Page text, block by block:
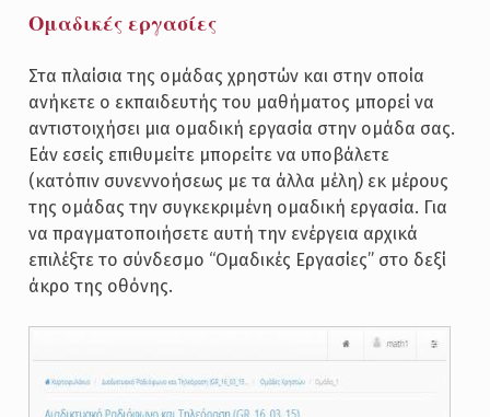
Ομαδικές εργασίες
Στα πλαίσια της ομάδας χρηστών και στην οποία
ανήκετε ο εκπαιδευτής του μαθήματος μπορεί να
αντιστοιχήσει μια ομαδική εργασία στην ομάδα σας.
Εάν εσείς επιθυμείτε μπορείτε να υποβάλετε
(κατόπιν συνεννοήσεως με τα άλλα μέλη) εκ μέρους
της ομάδας την συγκεκριμένη ομαδική εργασία. Για
να πραγματοποιήσετε αυτή την ενέργεια αρχικά
επιλέξτε το σύνδεσμο “Ομαδικές Εργασίες” στο δεξί
άκρο της οθόνης.